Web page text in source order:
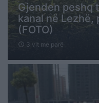
Gjenden peshq
kanal në
(FOTO)
schedule 3 vit me parë